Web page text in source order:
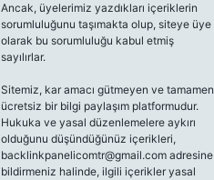
Ancak, üyelerimiz yazdıkları içeriklerin
sorumluluğunu taşımakta olup, siteye üye
olarak bu sorumluluğu kabul etmiş
sayılırlar.
Sitemiz, kar amacı gütmeyen ve tamamen
ücretsiz bir bilgi paylaşım platformudur.
Hukuka ve yasal düzenlemelere aykırı
olduğunu düşündüğünüz içerikleri,
backlinkpanelicomtr@gmail.comadresine
bildirmeniz halinde, ilgili içerikler yasal